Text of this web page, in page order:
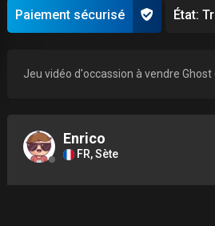
Paiement sécurisé État:
Jeu vidéo d'occassion à vendre
Enrico
FR, Sète